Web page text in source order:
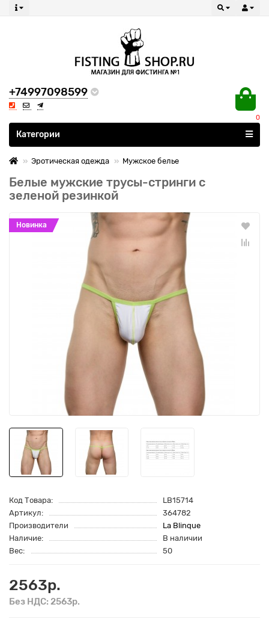
+74997098599
0
Все категории
Категории
Эротическая одежда Мужское белье
Белые мужские трусы-стринги с
зеленой резинкой
Новинка
Код Товара:
LB15714
Артикул:
364782
Производители
La Blinque
Наличие:
В наличии
Вес:
50
2563р.
Без НДС: 2563р.